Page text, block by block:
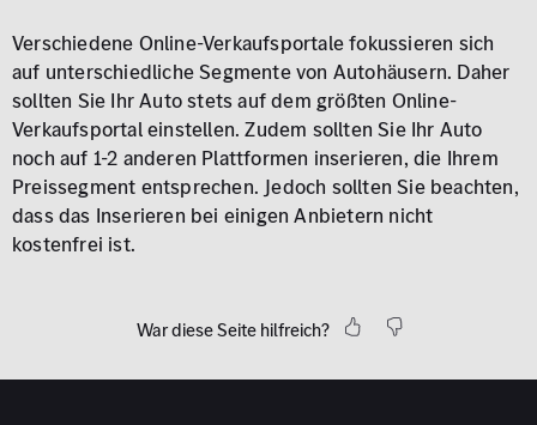
Verschiedene Online-Verkaufsportale fokussieren sich
auf unterschiedliche Segmente von Autohäusern. Daher
sollten Sie Ihr Auto stets auf dem größten Online-
Verkaufsportal einstellen. Zudem sollten Sie Ihr Auto
noch auf 1-2 anderen Plattformen inserieren, die Ihrem
Preissegment entsprechen. Jedoch sollten Sie beachten,
dass das Inserieren bei einigen Anbietern nicht
kostenfrei ist.
War diese Seite hilfreich?